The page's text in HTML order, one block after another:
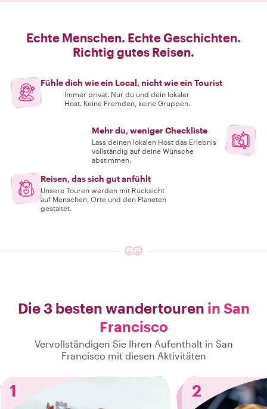
Echte Menschen. Echte Geschichten.
Richtig gutes Reisen.
Fühle dich wie ein Local, nicht wie ein Tourist
Immer privat. Nur du und dein lokaler
Host. Keine Fremden, keine Gruppen.
Mehr du, weniger Checkliste
Lass deinen lokalen Host das Erlebnis
vollständig auf deine Wünsche
abstimmen.
Reisen, das sich gut anfühlt
Unsere Touren werden mit Rücksicht
auf Menschen, Orte und den Planeten
gestaltet.
Die 3 besten wandertouren in San
Francisco
Vervollständigen Sie Ihren Aufenthalt in San
Francisco mit diesen Aktivitäten
1 2